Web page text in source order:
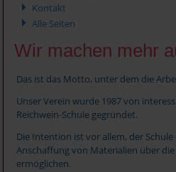
Kontakt
Alle Seiten
Wir machen mehr
Das ist das Motto, unter dem die
Unser Verein wurde 1987 von
Reichwein-Schule gegründet.
Die Intention ist vor allem, der
Anschaffung von Materialien über
ermöglichen.